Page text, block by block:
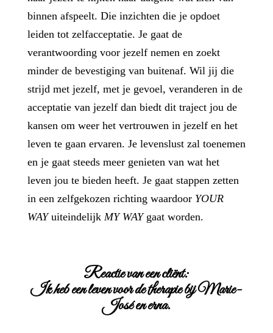
binnen afspeelt. Die inzichten die je opdoet
leiden tot zelfacceptatie. Je gaat de
verantwoording voor jezelf nemen en zoekt
minder de bevestiging van buitenaf. Wil jij die
strijd met jezelf, met je gevoel, veranderen in de
acceptatie van jezelf dan biedt dit traject jou de
kansen om weer het vertrouwen in jezelf en het
leven te gaan ervaren. Je levenslust zal toenemen
en je gaat steeds meer genieten van wat het
leven jou te bieden heeft. Je gaat stappen zetten
in een zelfgekozen richting waardoor YOUR
WAYuiteindelijk MY WAYgaat worden.
Reactie van een cliënt:
Ik heb een leven voor de therapie bij Marie-
José en erna.